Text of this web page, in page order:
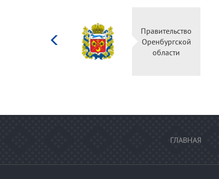
культуры
Российской
Правительство
Оренбургской
области
ГЛАВНАЯ